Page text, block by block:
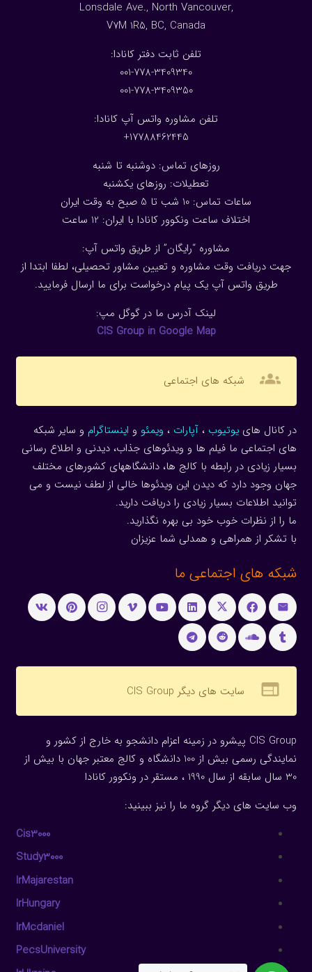
Lonsdale Ave., North Vancouver,
V7M 1R5, BC, Canada
:تلفن ثابت دفتر کانادا
001-778-3409340
001-778-3409350
تلفن مشاوره واتس آپ کانادا:
17788462445+
روزهای تماس: دوشنبه تا شنبه
تعطیلات: روزهای یکشنبه
ساعات تماس: 10 شب تا 5 صبح به وقت ایران
اختلاف ساعت ونکوور کانادا با ایران: 1 2 ساعت
مشاوره “رایگان” از طریق واتس آپ:
جهت دریافت وقت مشاوره و تعیین مشاور تحصیلی، لطفا ابتدا از
طریق واتس آپ یک پیام درخواست برای ما ارسال فرمایید.
لینک آدرس ما در گوگل مپ:
CIS Group in Google Map
groups شبکه های اجتماعی
در کانال هاییوتیوب ، آپارات ، ویمئو و اینستاگرام و سایر شبکه
های اجتماعی ما فیلم ها و ویدئوهای جذاب، دیدنی و اطلاع رسانی
بسیار زیادی در رابطه با کالج ها، دانشگاههای کشورهای مختلف
جهان وجود دارد که دیدن این ویدئوها خالی از لطف نیست و می
توانید اطلاعات بسیار زیادی را دریافت دارید.
ما را از نظرات خوب خود بی بهره نگذارید.
با تشکر از همراهی و همدلی شما عزیزان
شبکه های اجتماعی ما
web سایت های دیگر CIS Group
CIS Group پیشرو در زمینه اعزام دانشجو به خارج از کشور و
نمایندگی رسمی بیش از 100 دانشگاه و کالج معتبر جهان با بیش از
30 سال سابقه از سال 1990 ، مستقر در ونکوور کانادا
وب سایت های دیگر گروه ما را نیز ببینید:
Cis3000
Study3000
IrMajarestan
IrHungary
IrMcdaniel
PecsUniversity